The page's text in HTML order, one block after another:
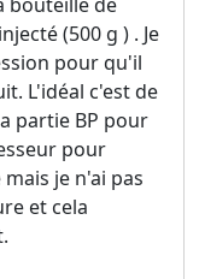
(500 g ) . Je
pour qu'il
L'idéal c'est de
partie BP pour
pour
je n'ai pas
et cela